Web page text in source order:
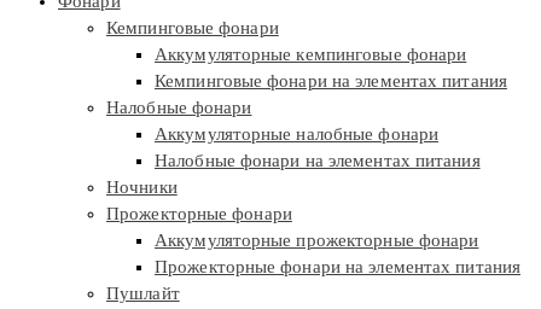
Кемпинговые фонари
Аккумуляторные кемпинговые фонари
Кемпинговые фонари на элементах питания
Налобные фонари
Аккумуляторные налобные фонари
Налобные фонари на элементах питания
Ночники
Прожекторные фонари
Аккумуляторные прожекторные фонари
Прожекторные фонари на элементах питания
Пушлайт